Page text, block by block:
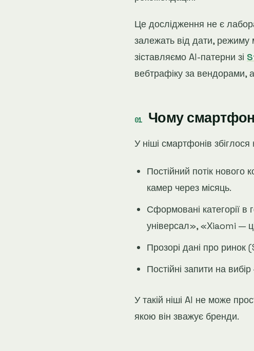
Це дослідження не є
залежать від дати,
зіставляємо AI-патерни зі
вебтрафіку за вендорами,
Чому
У ніші смартфонів
Постійний потік нового
камер через місяць.
Сформовані категорії
універсал», «Xiaomi —
Прозорі дані про
Постійні запити на
У такій ніші AI не може
якою він зважує бренди.